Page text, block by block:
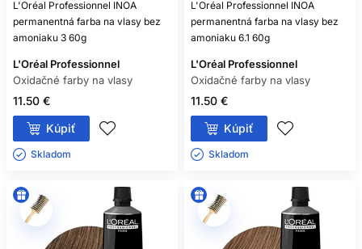
L'Oréal Professionnel INOA
permanentná farba na vlasy bez
amoniaku 3 60g
L'Oréal Professionnel
Oxidačné farby na vlasy
11.50 €
Kúpiť
Skladom ㅤ
L'Oréal Professionnel INOA
permanentná farba na vlasy bez
amoniaku 6.1 60g
L'Oréal Professionnel
Oxidačné farby na vlasy
11.50 €
Kúpiť
Skladom ㅤ